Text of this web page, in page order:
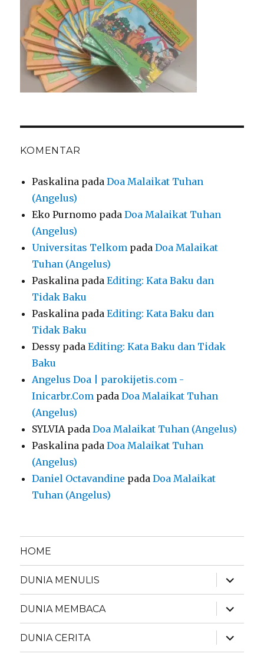
KOMENTAR
Paskalina padaDoa Malaikat Tuhan
(Angelus)
Eko Purnomo padaDoa Malaikat Tuhan
(Angelus)
Universitas Telkom padaDoa Malaikat
Tuhan (Angelus)
Paskalina padaEditing: Kata Baku dan
Tidak Baku
Paskalina padaEditing: Kata Baku dan
Tidak Baku
Dessy padaEditing: Kata Baku dan Tidak
Baku
Angelus Doa | parokijetis.com -
Inicarbr.Com padaDoa Malaikat Tuhan
(Angelus)
SYLVIApadaDoa Malaikat Tuhan (Angelus)
Paskalina padaDoa Malaikat Tuhan
(Angelus)
Daniel Octavandine padaDoa Malaikat
Tuhan (Angelus)
HOME
DUNIA MENULIS
expand
child
menu
DUNIA MEMBACA
expand
child
menu
DUNIA CERITA
expand
child
menu